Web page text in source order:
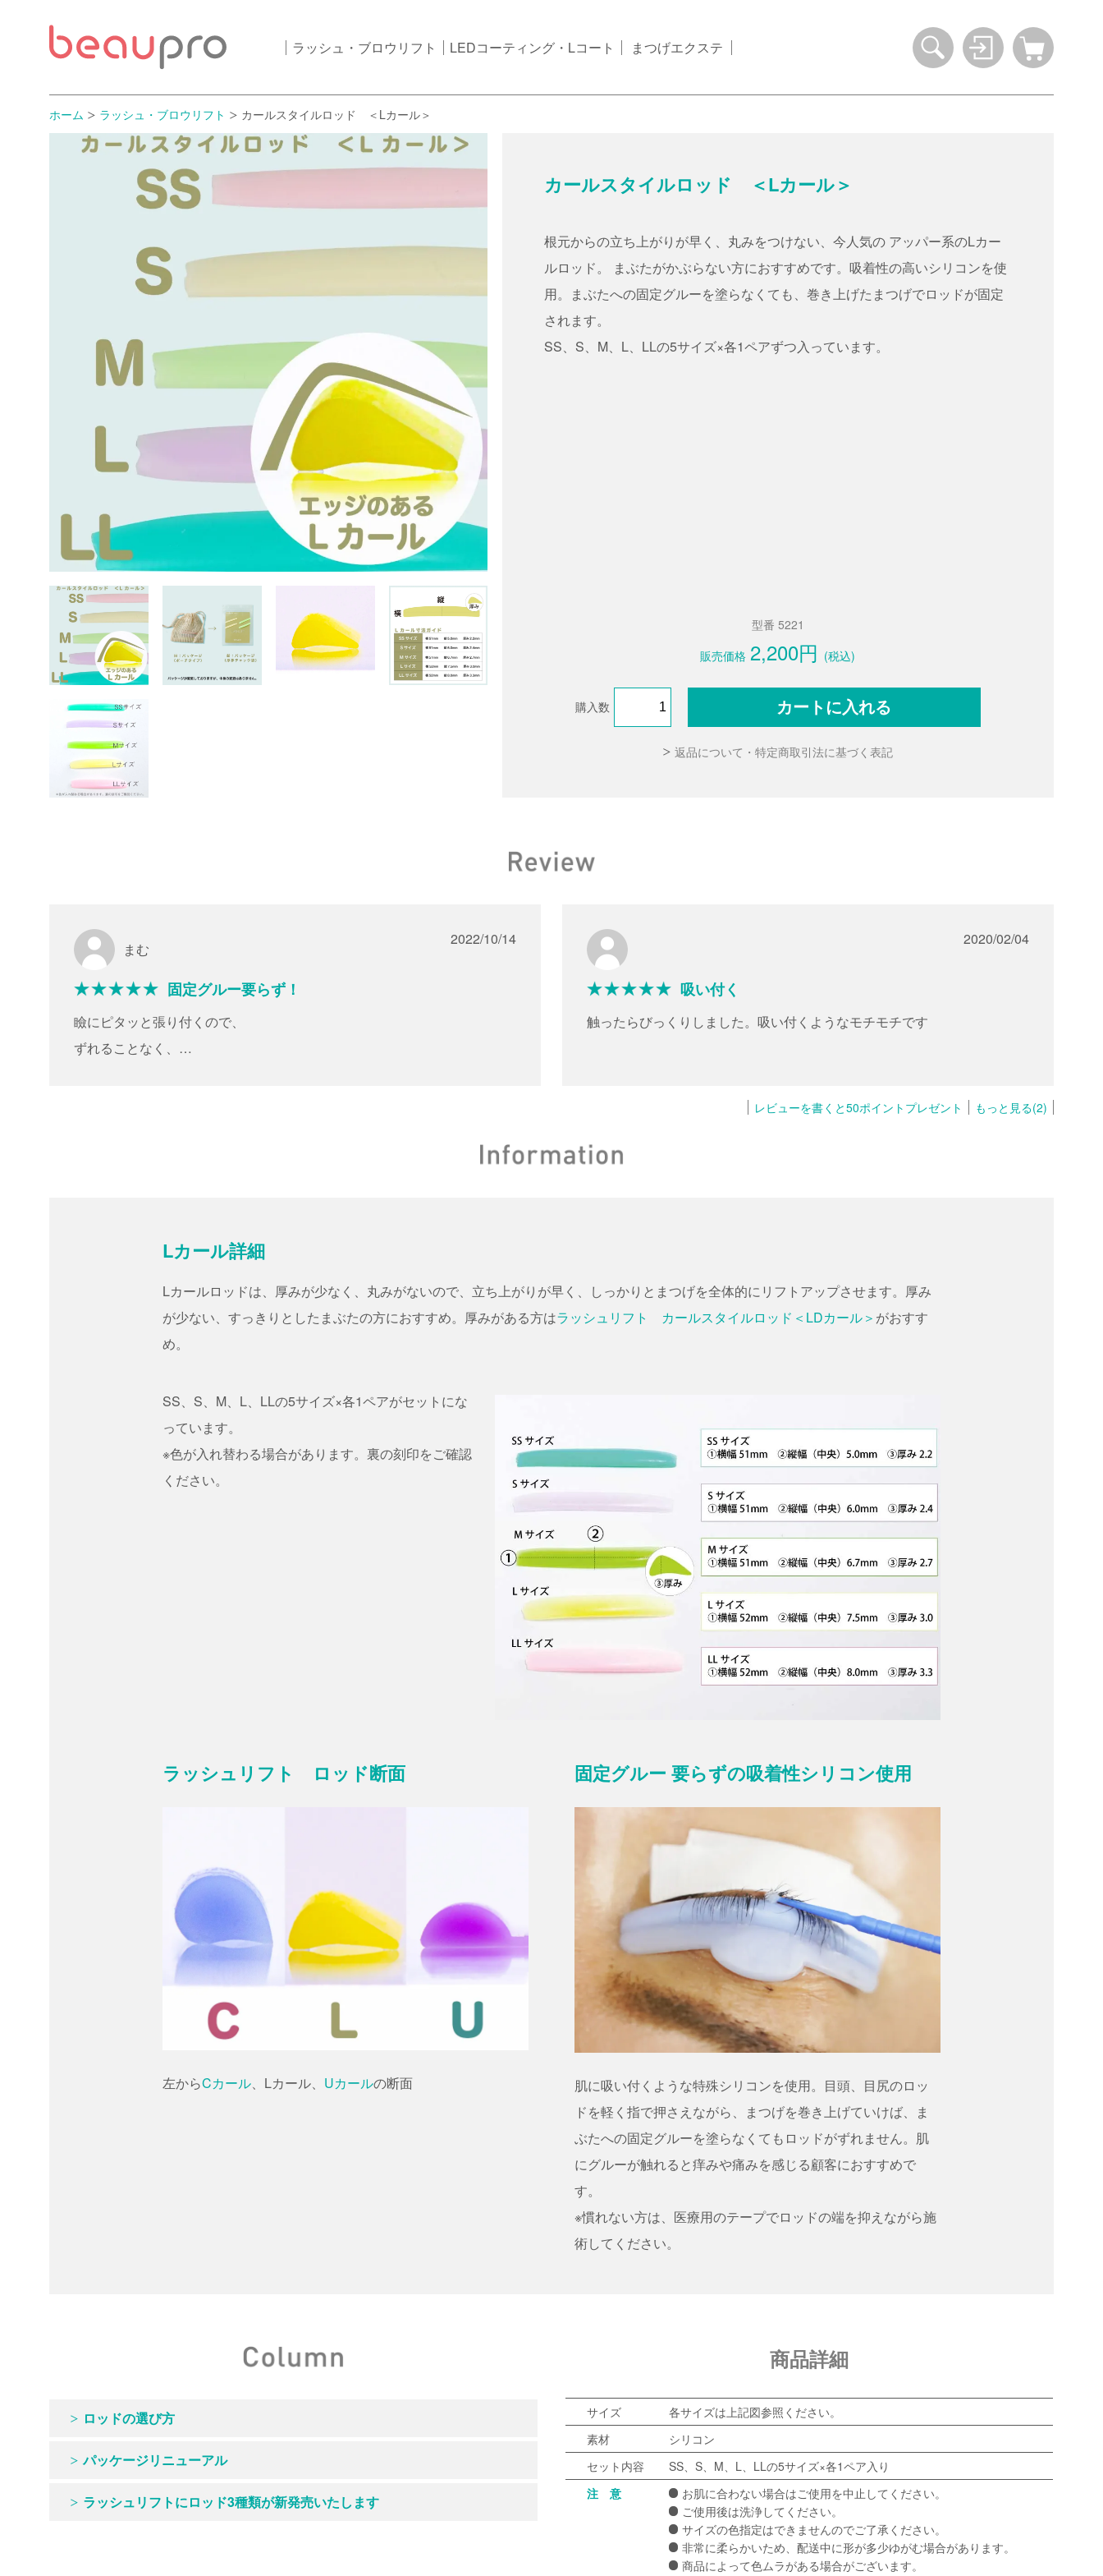
ラッシュ・ブロウリフト LEDコーティング・Lコート まつげエクステ
ホーム ラッシュ・ブロウリフト カールスタイルロッド ＜Lカール＞
カールスタイルロッド ＜Lカール＞
根元からの立ち上がりが早く、丸みをつけない、今人気の アッパー系のLカー
ルロッド。 まぶたがかぶらない方におすすめです。吸着性の高いシリコンを使
用。まぶたへの固定グルーを塗らなくても、巻き上げたまつげでロッドが固定
されます。
SS、S、M、L、LLの5サイズ×各1ペアずつ入っています。
型番 5221
販売価格 2,200円 (税込)
購入数 カートに入れる
返品について・特定商取引法に基づく表記
まむ
固定グルー要らず！
2022/10/14
瞼にピタッと張り付くので、
ずれることなく、
吸い付く
2020/02/04
触ったらびっくりしました。吸い付くようなモチモチです
レビューを書くと50ポイントプレゼント もっと見る(2)
Lカール詳細
Lカールロッドは、厚みが少なく、丸みがないので、立ち上がりが早く、しっかりとまつげを全体的にリフトアップさせます。厚み
が少ない、すっきりとしたまぶたの方におすすめ。厚みがある方はラッシュリフト カールスタイルロッド＜LDカール＞ がおすす
め。
SS、S、M、L、LLの5サイズ×各1ペアがセットにな
っています。
※色が入れ替わる場合があります。裏の刻印をご確認
ください。
ラッシュリフト ロッド断面
左からCカール、Lカール、 Uカールの断面
固定グルー 要らずの吸着性シリコン使用
肌に吸い付くような特殊シリコンを使用。目頭、目尻のロッ
ドを軽く指で押さえながら、まつげを巻き上げていけば、ま
ぶたへの固定グルーを塗らなくてもロッドがずれません。肌
にグルーが触れると痒みや痛みを感じる顧客におすすめで
す。
※慣れない方は、医療用のテープでロッドの端を抑えながら施
術してください。
ロッドの選び方
パッケージリニューアル
ラッシュリフトにロッド3種類が新発売いたします
商品詳細
サイズ
各サイズは上記図参照ください。
素材
シリコン
セット内容
SS、S、M、L、LLの5サイズ×各1ペア入り
注 意
お肌に合わない場合はご使用を中止してください。
ご使用後は洗浄してください。
サイズの色指定はできませんのでご了承ください。
非常に柔らかいため、配送中に形が多少ゆがむ場合があります。
商品によって色ムラがある場合がございます。